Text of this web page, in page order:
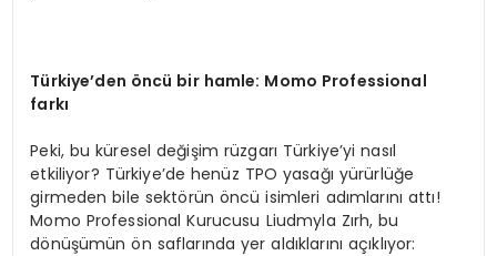
Türkiye’den öncü bir hamle: Momo Professional
farkı
Peki, bu küresel değişim rüzgarı Türkiye’yi nasıl
etkiliyor? Türkiye’de henüz TPO yasağı yürürlüğe
girmeden bile sektörün öncü isimleri adımlarını attı!
Momo Professional Kurucusu Liudmyla Zırh, bu
dönüşümün ön saflarında yer aldıklarını açıklıyor: